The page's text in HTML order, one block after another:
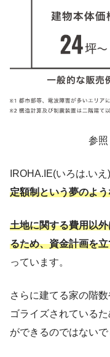
参
IROHA.IE(いろは.いえ)
定額制という夢のよ
土地に関する費用以
るため、資金計画を
っています。
さらに建てる家の階
ゴライズされている
ができるのではないで